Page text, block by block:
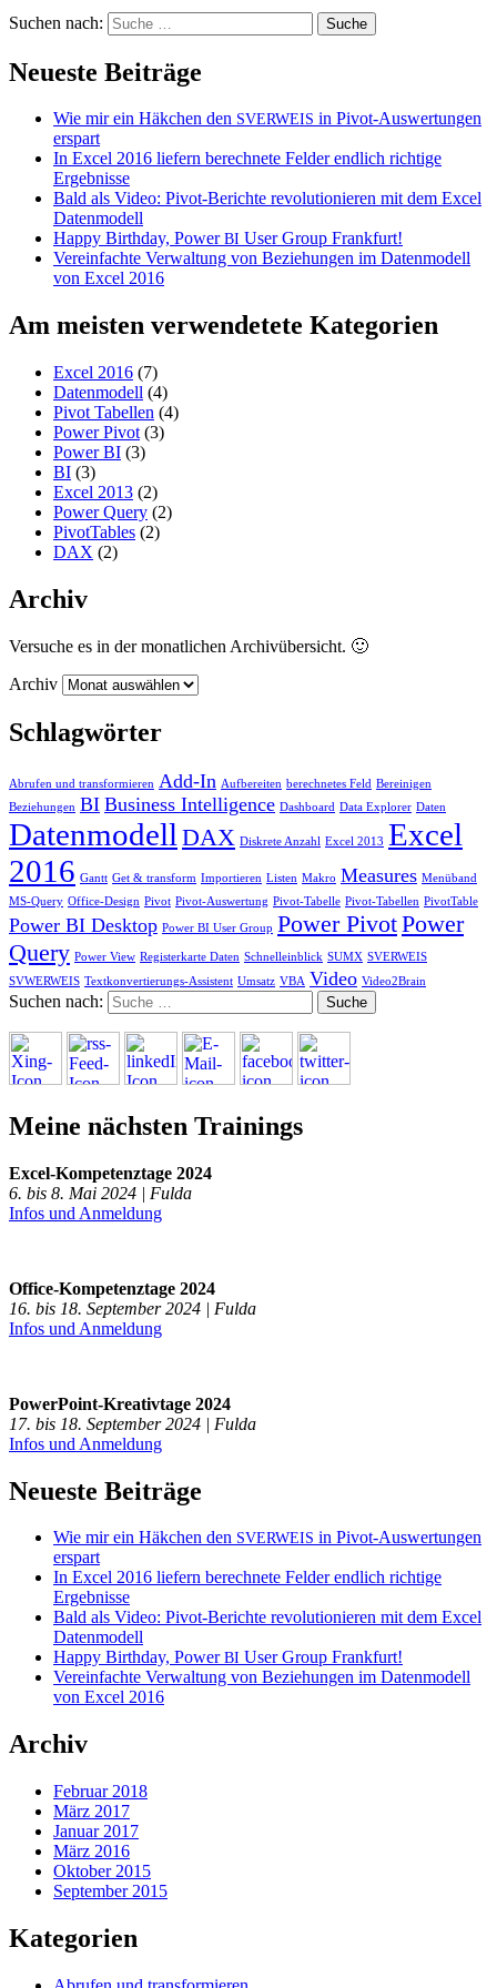
Suchen nach:
Neueste Beiträge
Wie mir ein Häkchen den SVERWEIS in Pivot-Auswertungen
erspart
In Excel 2016 liefern berechnete Felder endlich richtige
Ergebnisse
Bald als Video: Pivot-Berichte revolutionieren mit dem Excel
Datenmodell
Happy Birthday, PowerBI User Group Frankfurt!
Vereinfachte Verwaltung von Beziehungen im Datenmodell
von Excel 2016
Am meisten verwendetete Kategorien
Excel 2016 (7)
Datenmodell (4)
Pivot Tabellen (4)
Power Pivot (3)
Power BI (3)
BI (3)
Excel 2013 (2)
Power Query (2)
PivotTables (2)
DAX (2)
Archiv
Versuche es in der monatlichen Archivübersicht. 🙂
Archiv
Schlagwörter
Abrufen und transformieren Add-In Aufbereiten berechnetes Feld Bereinigen
Beziehungen BI Business Intelligence Dashboard Data Explorer Daten
Datenmodell DAX Diskrete Anzahl Excel 2013 Excel
2016 Gantt Get & transform Importieren Listen Makro Measures Menüband
MS-Query Office-Design Pivot Pivot-Auswertung Pivot-Tabelle Pivot-Tabellen PivotTable
Power BI Desktop Power BI User Group Power PivotPower
Query Power View Registerkarte Daten Schnelleinblick SUMX SVERWEIS
SVWERWEIS Textkonvertierungs-Assistent Umsatz VBA Video Video2Brain
Suchen nach:
Meine nächsten Trainings
Excel-Kompetenztage 2024
6. bis 8. Mai 2024 | Fulda
Infos und Anmeldung
Office-Kompetenztage 2024
16. bis 18. September 2024 | Fulda
Infos und Anmeldung
PowerPoint-Kreativtage 2024
17. bis 18. September 2024 | Fulda
Infos und Anmeldung
Neueste Beiträge
Wie mir ein Häkchen den SVERWEIS in Pivot-Auswertungen
erspart
In Excel 2016 liefern berechnete Felder endlich richtige
Ergebnisse
Bald als Video: Pivot-Berichte revolutionieren mit dem Excel
Datenmodell
Happy Birthday, PowerBI User Group Frankfurt!
Vereinfachte Verwaltung von Beziehungen im Datenmodell
von Excel 2016
Archiv
Februar 2018
März 2017
Januar 2017
März 2016
Oktober 2015
September 2015
Kategorien